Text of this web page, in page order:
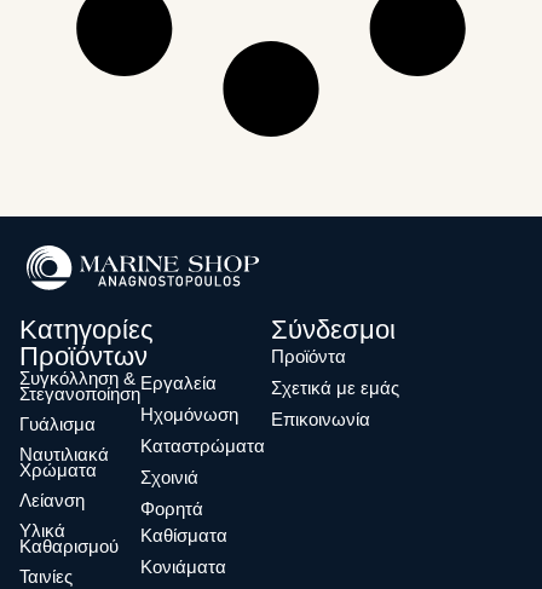
Κατηγορίες
Προϊόντων
Συγκόλληση &
Στεγανοποίηση
Γυάλισμα
Ναυτιλιακά
Χρώματα
Λείανση
Υλικά
Καθαρισμού
Ταινίες
Eργαλεία
Ηχομόνωση
Καταστρώματα
Σχοινιά
Φορητά
Καθίσματα
Κονιάματα
Σύνδεσμοι
Προϊόντα
Σχετικά με εμάς
Επικοινωνία